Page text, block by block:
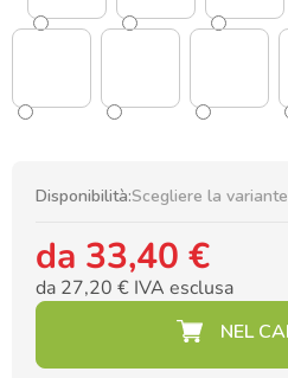
Disponibilità:Scegliere la variante
da 33,40 €
da 27,20 € IVA esclusa
Prezzo della misura: